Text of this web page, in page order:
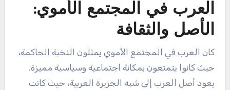
العرب في المجتمع الأموي:
الأصل والثقافة
كان العرب في المجتمع الأموي يمثلون النخبة الحاكمة،
حيث كانوا يتمتعون بمكانة اجتماعية وسياسية مميزة.
يعود أصل العرب إلى شبه الجزيرة العربية، حيث كانت